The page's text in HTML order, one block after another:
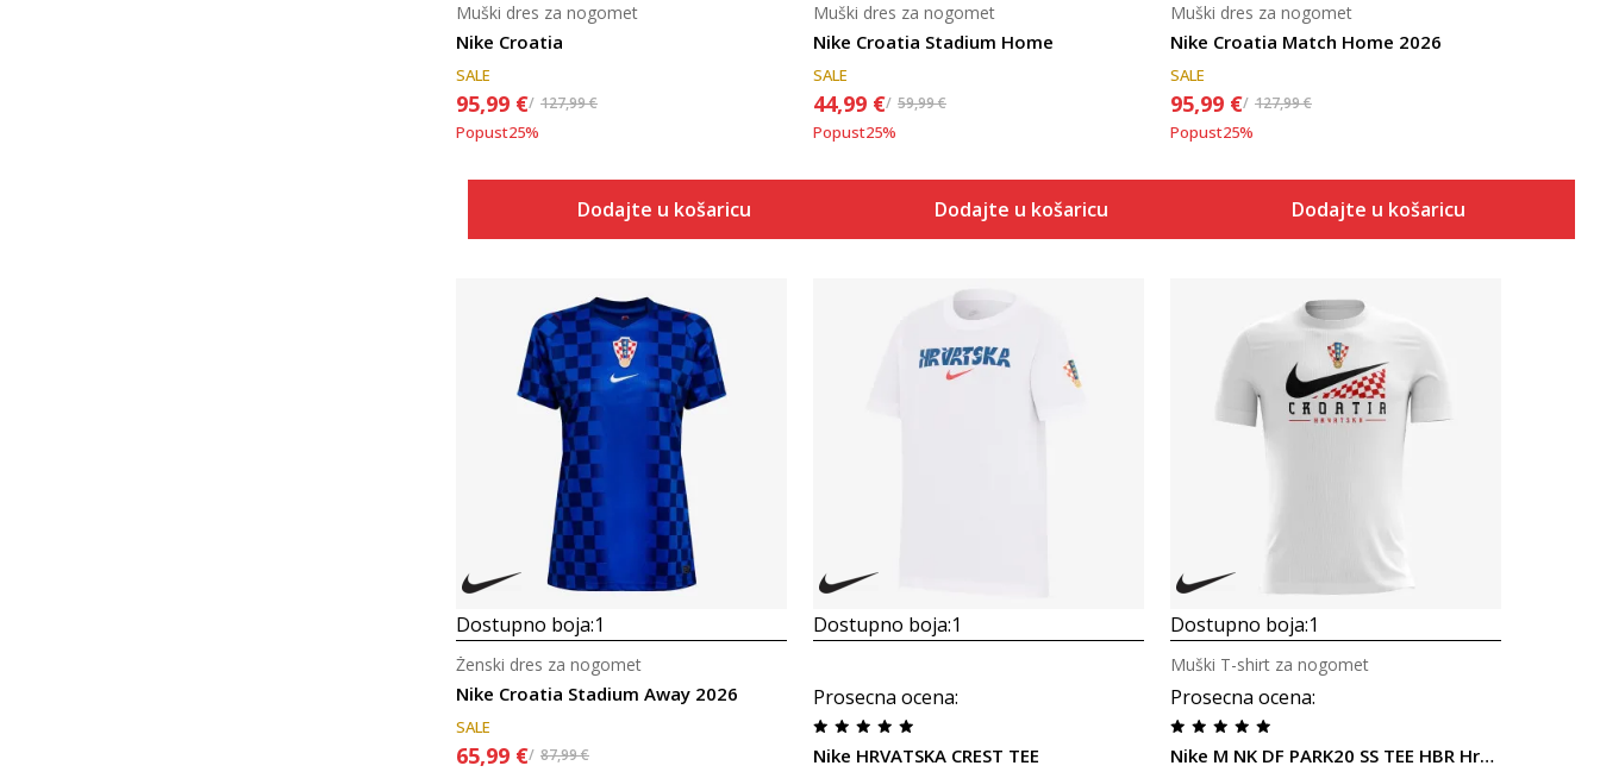
Nike Croatia
Muški dres za nogomet
SALE
95,99 € 127,99€
Popust25%
Dodajte u košaricu
Nike Croatia Stadium Home
Muški dres za nogomet
SALE
44,99 € 59,99€
Popust25%
Dodajte u košaricu
Nike Croatia Match Home 2026
Muški dres za nogomet
SALE
95,99 € 127,99€
Popust25%
Dodajte u košaricu
Uporedi
Dostupno boja:1
Nike Croatia Stadium Away 2026
Ženski dres za nogomet
SALE
65,99 € 87,99€
Dostupno boja:1
Prosecna ocena:
Nike HRVATSKA CREST TEE
Dostupno boja:1
Prosecna ocena:
Nike M NK DF PARK20 SS TEE HBR Hrvatska
Muški T-shirt za nogomet